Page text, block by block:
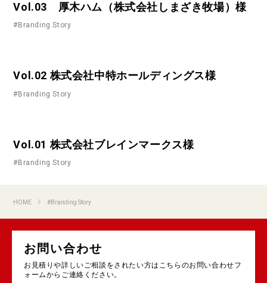
Vol.03 厚木ハム（株式会社しまざき牧場）様
#Branding Story
Vol.02 株式会社中特ホールディングス様
#Branding Story
Vol.01 株式会社ブレインマークス様
#Branding Story
HOME #Branding Story
お問い合わせ
お見積りや詳しいご相談をされたい方はこちらのお問い合わせフ
ォームからご連絡ください。